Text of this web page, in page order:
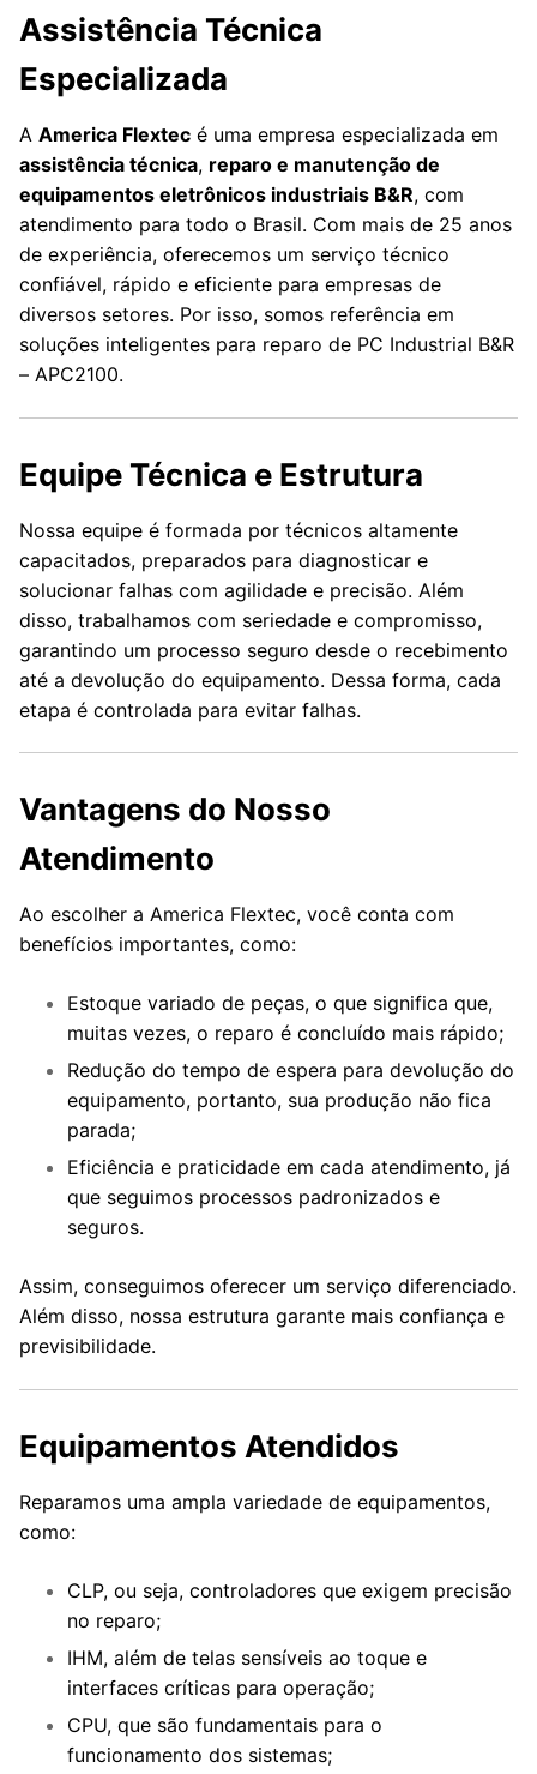
Assistência Técnica
Especializada
A America Flextec é uma empresa especializada em
assistência técnica, reparo e manutenção de
equipamentos eletrônicos industriais B&R, com
atendimento para todo o Brasil. Com mais de 25 anos
de experiência, oferecemos um serviço técnico
confiável, rápido e eficiente para empresas de
diversos setores. Por isso, somos referência em
soluções inteligentes para reparo de PC Industrial B&R
– APC2100.
Equipe Técnica e Estrutura
Nossa equipe é formada por técnicos altamente
capacitados, preparados para diagnosticar e
solucionar falhas com agilidade e precisão. Além
disso, trabalhamos com seriedade e compromisso,
garantindo um processo seguro desde o recebimento
até a devolução do equipamento. Dessa forma, cada
etapa é controlada para evitar falhas.
Vantagens do Nosso
Atendimento
Ao escolher a America Flextec, você conta com
benefícios importantes, como:
Estoque variado de peças, o que significa que,
muitas vezes, o reparo é concluído mais rápido;
Redução do tempo de espera para devolução do
equipamento, portanto, sua produção não fica
parada;
Eficiência e praticidade em cada atendimento, já
que seguimos processos padronizados e
seguros.
Assim, conseguimos oferecer um serviço diferenciado.
Além disso, nossa estrutura garante mais confiança e
previsibilidade.
Equipamentos Atendidos
Reparamos uma ampla variedade de equipamentos,
como:
CLP, ou seja, controladores que exigem precisão
no reparo;
IHM, além de telas sensíveis ao toque e
interfaces críticas para operação;
CPU, que são fundamentais para o
funcionamento dos sistemas;